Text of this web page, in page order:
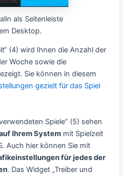
als Seitenleiste
Desktop.
(4) wird Ihnen die Anzahl der
Woche sowie die
Sie können in diesem
gezielt für das Spiel
Spiele“ (5) sehen
Ihrem System mit Spielzeit
Auch hier können Sie mit
für jedes der
. Das Widget „Treiber und